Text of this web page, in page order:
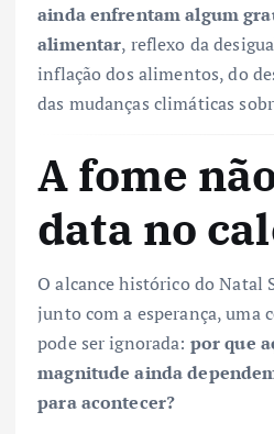
ainda enfrentam algum
alimentar, reflexo da
inflação dos alimentos, do
das mudanças climáticas
A fome
data no
O alcance histórico do Natal
junto com a esperança, uma
pode ser ignorada: por que
magnitude ainda
para acontecer?